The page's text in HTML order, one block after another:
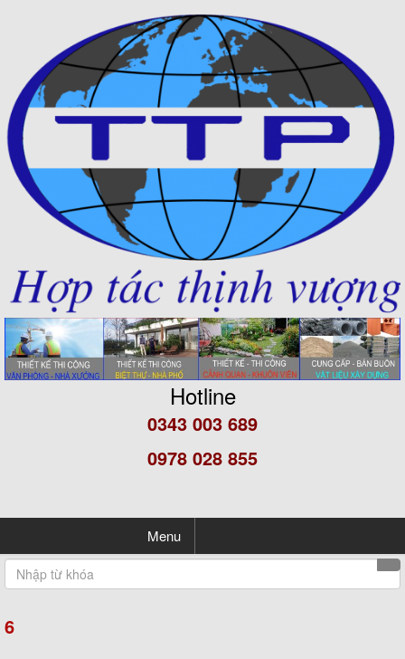
Hotline
0343 003 689
0978 028 855
Menu
6